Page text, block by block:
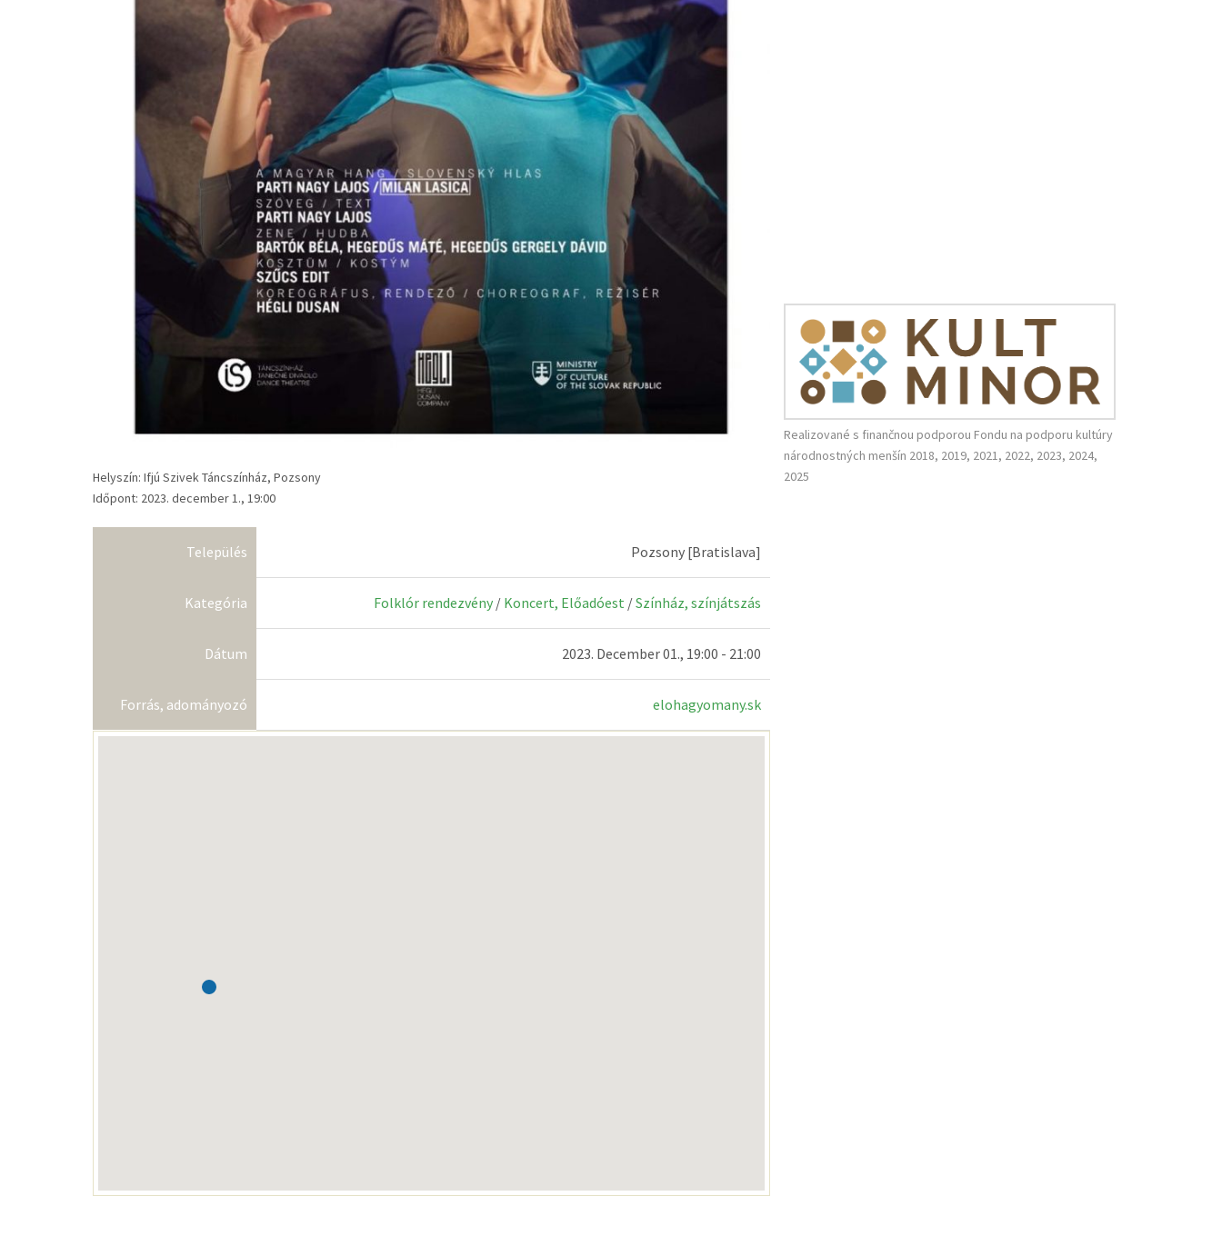
Helyszín: Ifjú Szivek Táncszínház, Pozsony
Időpont: 2023. december 1., 19:00
Település Pozsony [Bratislava]
Kategória Folklór rendezvény / Koncert, Előadóest /Színház, színjátszás
Dátum 2023. December 01., 19:00 - 21:00
Forrás, adományozó elohagyomany.sk
Realizované s finančnou podporou Fondu na podporu kultúry
národnostných menšín 2018, 2019, 2021, 2022, 2023, 2024,
2025